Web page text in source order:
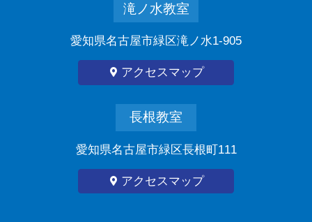
滝ノ水教室
愛知県名古屋市緑区滝ノ水1-905
アクセスマップ
長根教室
愛知県名古屋市緑区長根町111
アクセスマップ